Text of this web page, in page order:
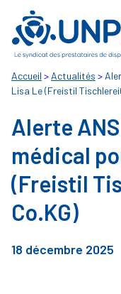
Accueil > Actualités >
Lisa Le (Freistil
Alerte
médical
(Freistil
Co.KG)
18 décembre 2025